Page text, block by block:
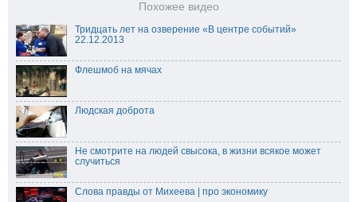
Похожее видео
Тридцать лет на озверение «В центре событий»
22.12.2013
Флешмоб на мячах
Людская доброта
Не смотрите на людей свысока, в жизни всякое может
случиться
Слова правды от Михеева | про экономику